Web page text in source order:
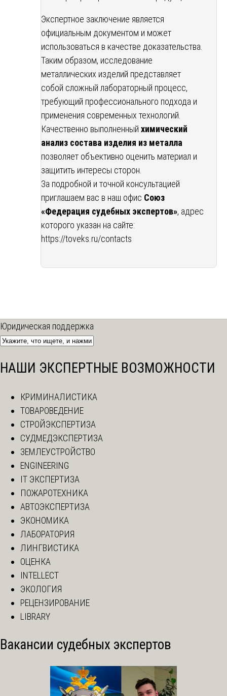
Экспертное заключение является
официальным документом и может
использоваться в качестве доказательства.
Таким образом, исследование
металлических изделий представляет
собой сложный лабораторный процесс,
требующий профессионального подхода и
применения современных технологий.
Качественно выполненный химический
анализ состава изделия из металла
позволяет объективно оценить материал и
защитить интересы сторон.
За подробной и точной консультацией
приглашаем вас в наш офис Союз
«Федерация судебных экспертов», адрес
которого указан на сайте:
https://toveks.ru/contacts
Юридическая поддержка
НАШИ ЭКСПЕРТНЫЕ ВОЗМОЖНОСТИ
КРИМИНАЛИСТИКА
ТОВАРОВЕДЕНИЕ
СТРОЙЭКСПЕРТИЗА
СУДМЕДЭКСПЕРТИЗА
ЗЕМЛЕУСТРОЙСТВО
ENGINEERING
IT ЭКСПЕРТИЗА
ПОЖАРОТЕХНИКА
АВТОЭКСПЕРТИЗА
ЭКОНОМИКА
ЛАБОРАТОРИЯ
ЛИНГВИСТИКА
ОЦЕНКА
INTELLECT
ЭКОЛОГИЯ
РЕЦЕНЗИРОВАНИЕ
LIBRARY
Вакансии судебных экспертов